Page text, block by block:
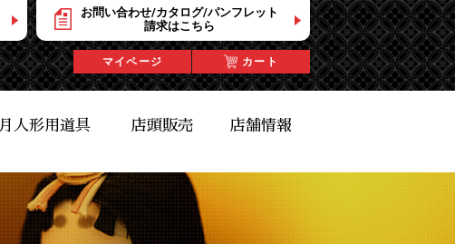
人形用道具 店頭販売 店舗情報
お問い合わせ/カタログ/パンフレット
請求はこちら
マイページ カート